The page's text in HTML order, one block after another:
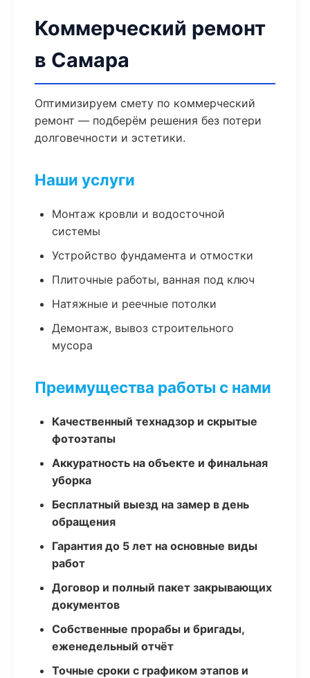
Коммерческий ремонт
в Самара
Оптимизируем смету по коммерческий
ремонт — подберём решения без потери
долговечности и эстетики.
Наши услуги
Монтаж кровли и водосточной
системы
Устройство фундамента и отмостки
Плиточные работы, ванная под ключ
Натяжные и реечные потолки
Демонтаж, вывоз строительного
мусора
Преимущества работы с нами
Качественный технадзор и скрытые
фотоэтапы
Аккуратность на объекте и финальная
уборка
Бесплатный выезд на замер в день
обращения
Гарантия до 5 лет на основные виды
работ
Договор и полный пакет закрывающих
документов
Собственные прорабы и бригады,
еженедельный отчёт
Точные сроки с графиком этапов и